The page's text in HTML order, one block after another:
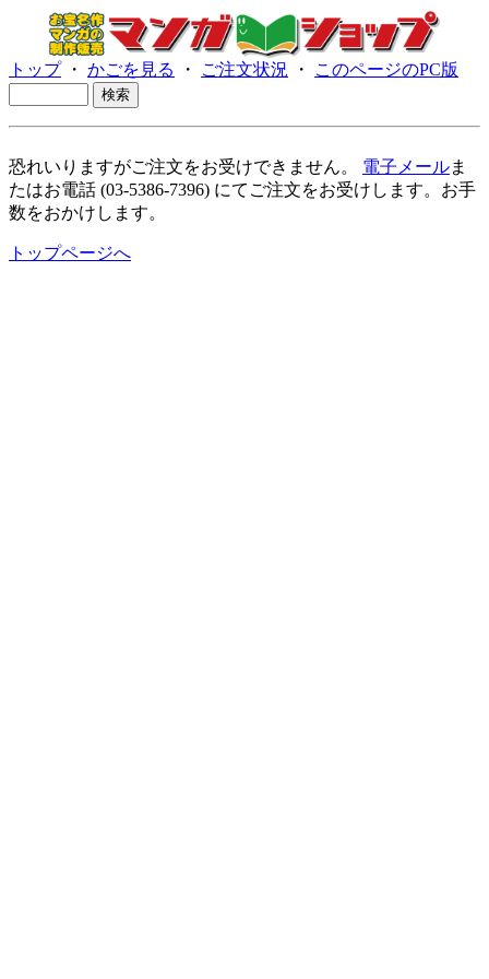
トップ・ かごを見る ・ ご注文状況 ・ このページのPC版
恐れいりますがご注文をお受けできません。 電子メールま
たはお電話 (03-5386-7396) にてご注文をお受けします。お手
数をおかけします。
トップページへ